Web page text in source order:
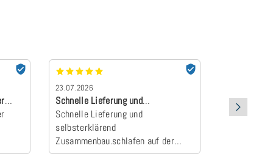
23.07.2026
Schnelle Lieferung und
selbsterklärend Z…
Schnelle Lieferung und
selbsterklärend
Zusammenbau.schlafen auf der
neuen Matratze einfach himmlisch
absolut
Der